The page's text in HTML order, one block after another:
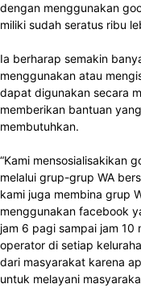
dengan menggunakan
miliki sudah seratus ribu
Ia berharap semakin
menggunakan atau
dapat digunakan secara
memberikan bantuan
membutuhkan.
“Kami mensosialisakikan
melalui grup-grup WA
kami juga membina grup
menggunakan facebook
jam 6 pagi sampai jam 10
operator di setiap
dari masyarakat karena
untuk melayani